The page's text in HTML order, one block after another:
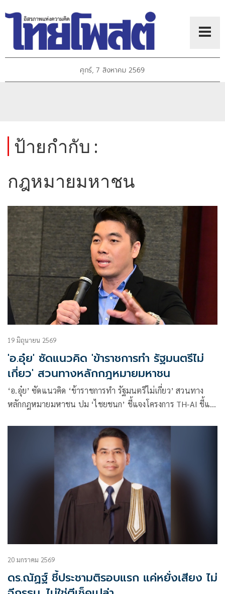
ศุกร์, 7 สิงหาคม 2569
ป้ายกำกับ :
กฎหมายมหาชน
19 มิถุนายน 2569
'อ.อุ๋ย' ซัดแนวคิด 'ข้าราชการทำ รัฐมนตรีไม่
เกี่ยว' สวนทางหลักกฎหมายมหาชน
‘อ.อุ๋ย’ ซัดแนวคิด ‘ข้าราชการทำ รัฐมนตรีไม่เกี่ยว’ สวนทาง
หลักกฎหมายมหาชน ปม ‘ไชยชนก’ ชี้แจงโครงการ TH-AI ชี้แม้
ดำเนินการเป็นไปตามกฎหมาย หลักธรรมาภิบาล และคุ้มครอง
20 มกราคม 2569
ดร.ณัฏฐ์ ชี้ประชามติรอบแรก แค่หยั่งเสียง ไม่